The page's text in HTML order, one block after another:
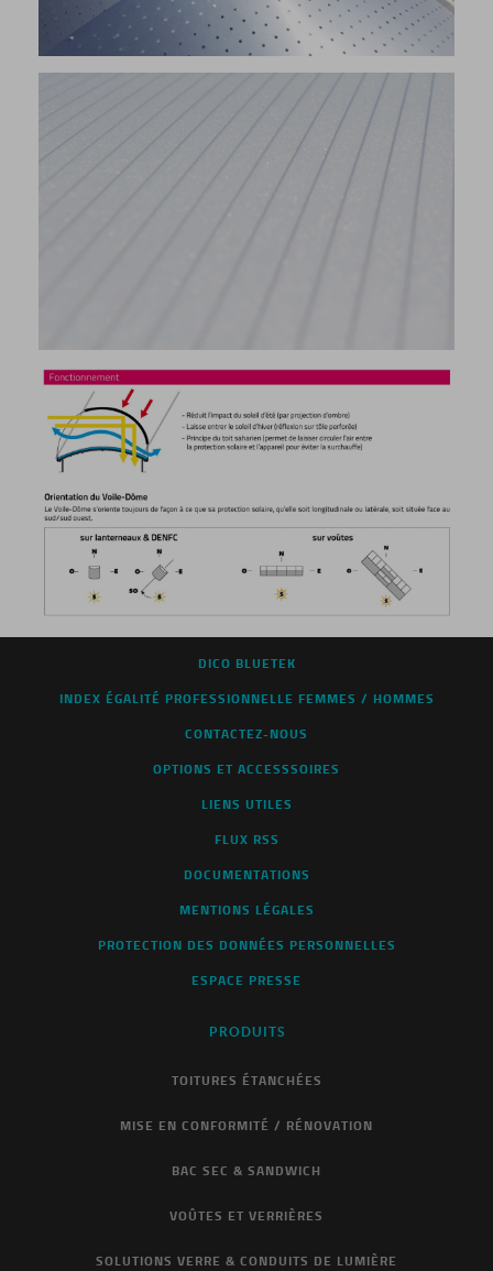
DICO BLUETEK
INDEX ÉGALITÉ PROFESSIONNELLE FEMMES / HOMMES
CONTACTEZ-NOUS
OPTIONS ET ACCESSSOIRES
LIENS UTILES
FLUX RSS
DOCUMENTATIONS
MENTIONS LÉGALES
PROTECTION DES DONNÉES PERSONNELLES
ESPACE PRESSE
PRODUITS
TOITURES ÉTANCHÉES
MISE EN CONFORMITÉ / RÉNOVATION
BAC SEC & SANDWICH
VOÛTES ET VERRIÈRES
SOLUTIONS VERRE & CONDUITS DE LUMIÈRE